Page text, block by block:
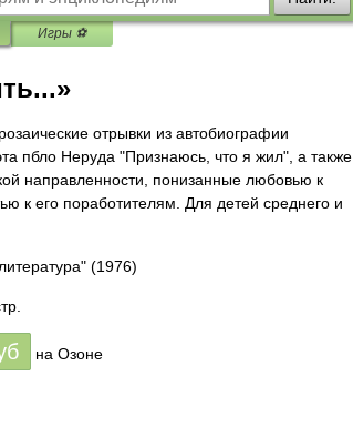
Игры ⚽
отрывки из автобиографии
пбло Неруда "Признаюсь, что я жил", а также
направленности, понизанные любовью к
к его поработителям. Для детей среднего и
(1976)
на Озоне